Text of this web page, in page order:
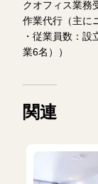
クオフィス業務
作業代行（主に
・従業員数：
業6名））
関連